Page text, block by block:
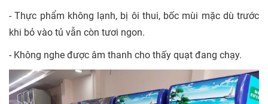
- Thực phẩm không lạnh, bị ôi thui, bốc mùi mặc dù trước
khi bỏ vào tủ vẫn còn tươi ngon.
- Không nghe được âm thanh cho thấy quạt đang chạy.